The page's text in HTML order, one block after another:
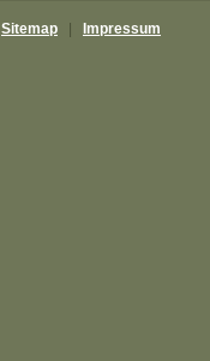
Sitemap Impressum